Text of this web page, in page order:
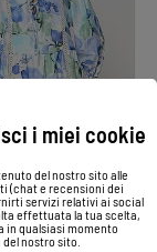
i miei cookie
del nostro sito alle
(chat e recensioni dei
servizi relativi ai social
effettuata la tua scelta,
in qualsiasi momento
nostro sito.